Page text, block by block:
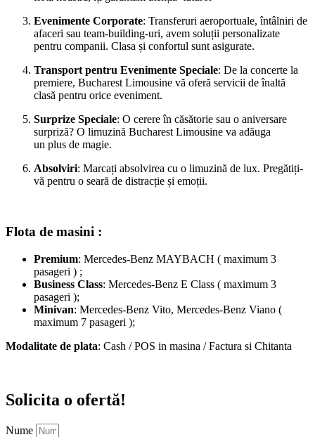
Evenimente Corporate: Transferuri aeroportuale, întâlniri de
afaceri sau team-building-uri, avem soluții personalizate
pentru companii. Clasa și confortul sunt asigurate.
Transport pentru Evenimente Speciale: De la concerte la
premiere, Bucharest Limousine vă oferă servicii de înaltă
clasă pentru orice eveniment.
Surprize Speciale: O cerere în căsătorie sau o aniversare
surpriză? O limuzină Bucharest Limousine va adăuga
un plus de magie.
Absolviri: Marcați absolvirea cu o limuzină de lux. Pregătiți-
vă pentru o seară de distracție și emoții.
Flota de masini :
Premium: Mercedes-Benz MAYBACH ( maximum 3
pasageri ) ;
Business Class: Mercedes-Benz E Class ( maximum 3
pasageri );
Minivan: Mercedes-Benz Vito, Mercedes-Benz Viano (
maximum 7 pasageri );
Modalitate de plata: Cash / POS in masina / Factura si Chitanta
Solicita o ofertă!
Nume